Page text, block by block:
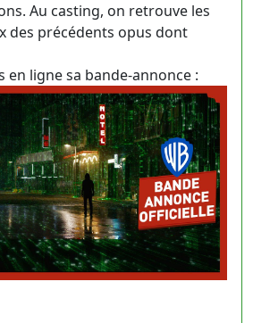
Au casting, on retrouve les
des précédents opus dont
en ligne sa bande-annonce :